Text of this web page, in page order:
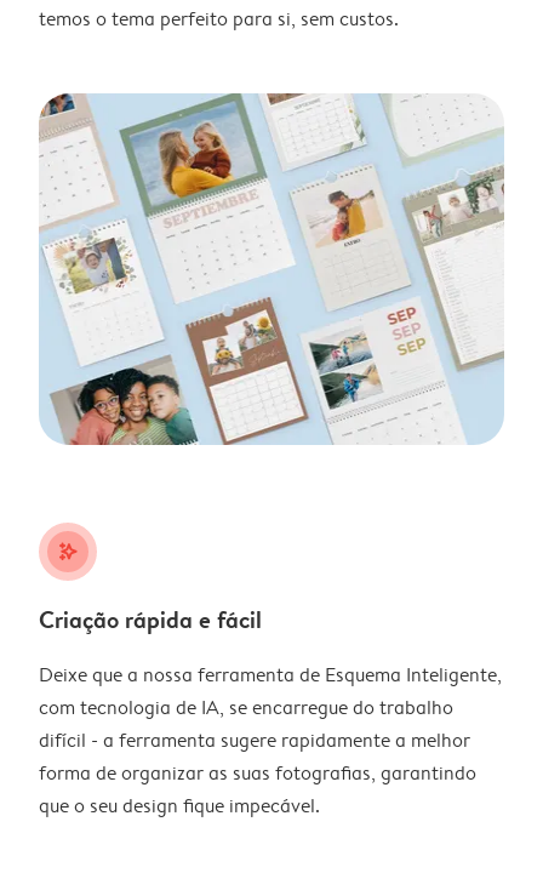
temos o tema perfeito para si, sem custos.
stars_plus
Criação rápida e fácil
Deixe que a nossa ferramenta de Esquema Inteligente,
com tecnologia de IA, se encarregue do trabalho
difícil - a ferramenta sugere rapidamente a melhor
forma de organizar as suas fotografias, garantindo
que o seu design fique impecável.